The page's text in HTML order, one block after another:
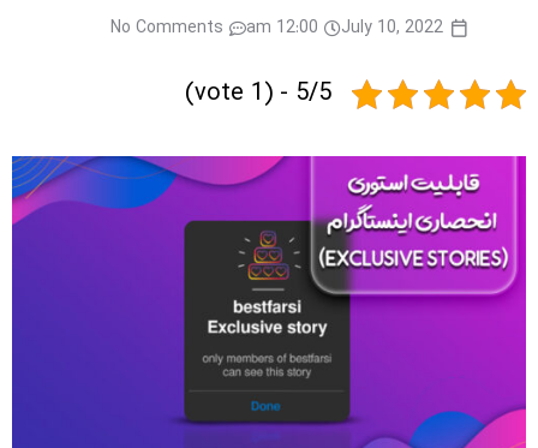
July 10, 2022
12:00 am
No Comments
5/5 - (1 vote)